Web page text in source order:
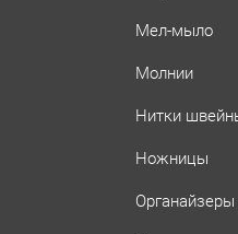
Мел-мыло
Молнии
Нитки
Ножницы
Органайзеры